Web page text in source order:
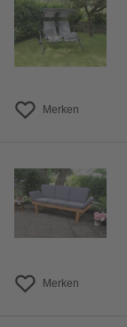
Merken
Merken